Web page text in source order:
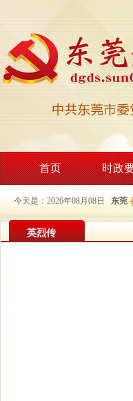
首页 时政
今天是：2026年08月08日 东莞
英烈传